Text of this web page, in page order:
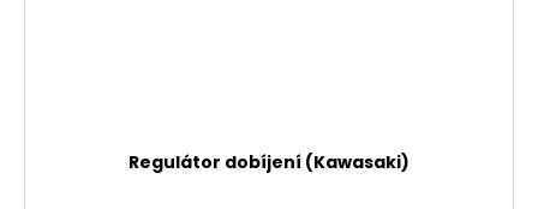
Regulátor dobíjení (Kawasaki)